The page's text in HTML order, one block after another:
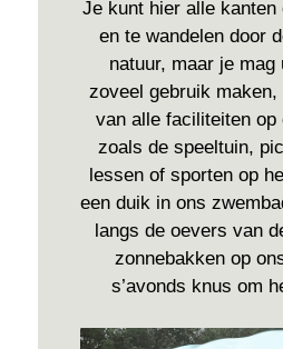
Je kunt hier alle
en te wandelen door
natuur, maar je mag
zoveel gebruik
van alle faciliteiten op
zoals de speeltuin,
lessen of sporten op
een duik in ons
langs de oevers van
zonnebakken op
s’avonds knus om